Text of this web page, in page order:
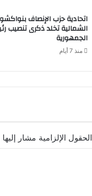
اتحادية حزب الإنصاف
الشمالية تخلد ذكرى تنصيب
الجمهورية
منذ 7 أيام
الحقول الإلزامية مشار إليها